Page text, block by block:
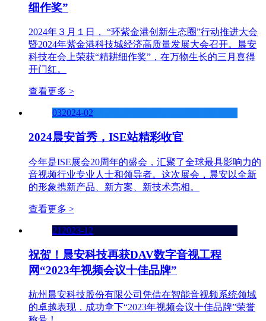
细作奖”
2024年３月１日， “环紫金港创新生态圈”行动推进大会
暨2024年紫金港科技城经济高质量发展大会召开。晨安
科技在会上荣获“精耕细作奖”，在万物生长的三月喜得
开门红。
查看更多 >
032024-02
2024晨安首秀，ISE站精彩收官
今年是ISE展会20周年的盛会，汇聚了全球最具影响力的
音视频行业专业人士和领导者。这次展会，晨安以全新
的形象携新产品、新方案、新技术亮相。
查看更多 >
21 2023-12
祝贺！晨安科技再获DAV数字音视工程
网“2023年视频会议十佳品牌”
杭州晨安科技股份有限公司凭借在智能音视频系统领域
的卓越表现，成功拿下“2023年视频会议十佳品牌”荣誉